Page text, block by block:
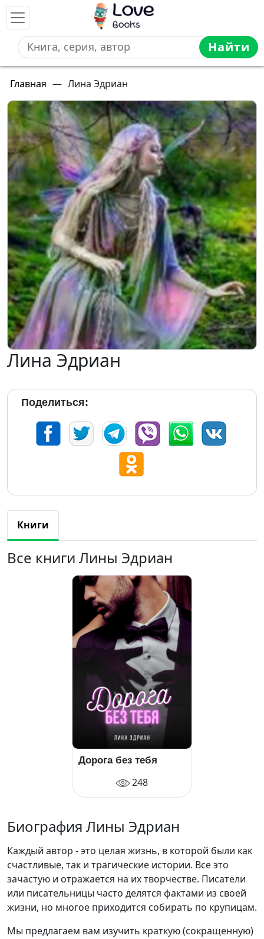
Найти
Главная — Лина Эдриан
Лина Эдриан
Поделиться:
Книги
Все книги Лины Эдриан
Дорога без тебя
248
Биография Лины Эдриан
Каждый автор - это целая жизнь, в которой были как
счастливые, так и трагические истории. Все это
зачастую и отражается на их творчестве. Писатели
или писательницы часто делятся фактами из своей
жизни, но многое приходится собирать по крупицам.
Мы предлагаем вам изучить краткую (сокращенную)